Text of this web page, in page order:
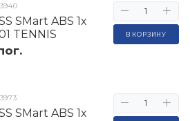
SMart ABS 1х
SMart ABS 1х
TENNIS
В КОРЗИНУ